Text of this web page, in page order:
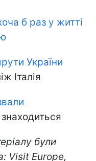
б раз у житті
України
Італія
були
Visit Europe,